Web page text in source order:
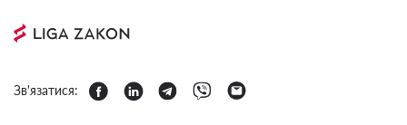
Зв'язатися: